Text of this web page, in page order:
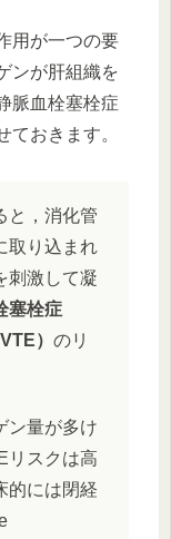
用が一つの要
ンが肝組織を
脈血栓塞栓症
ておきます。
と，消化管
取り込まれ
刺激して凝
塞栓症
） のリ
ン量が多け
リスクは高
的には閉経